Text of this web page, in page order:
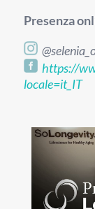
Presenza
https://
locale=it_IT